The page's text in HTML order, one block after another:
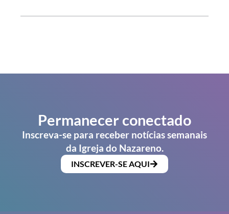
Permanecer conectado
Inscreva-se para receber notícias semanais
da Igreja do Nazareno.
INSCREVER-SE AQUI